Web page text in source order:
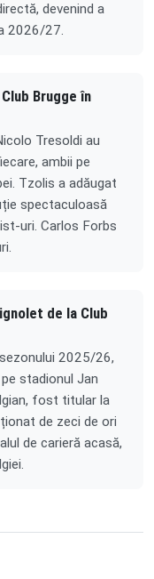
devenind a
2026/27.
Brugge în
Tresoldi au
ambii pe
Tzolis a adăugat
spectaculoasă
uri. Carlos Forbs
de la Club
2025/26,
stadionul Jan
fost titular la
de zeci de ori
de carieră acasă,